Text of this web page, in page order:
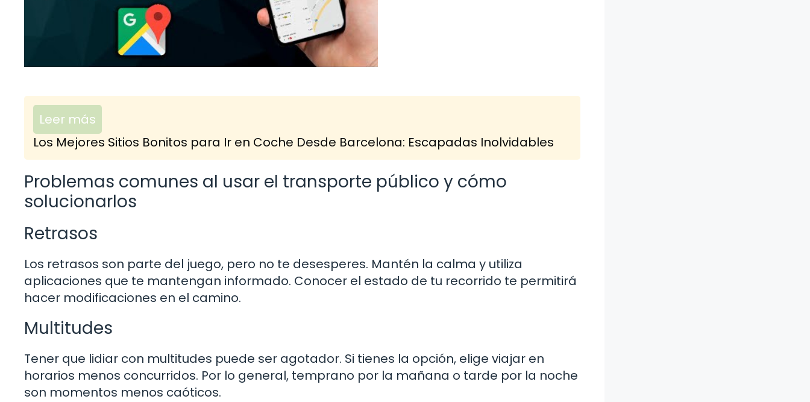
Leer más
Los Mejores Sitios Bonitos para Ir en Coche Desde Barcelona: Escapadas Inolvidables
Problemas comunes al usar el transporte público y cómo
solucionarlos
Retrasos
Los retrasos son parte del juego, pero no te desesperes. Mantén la calma y utiliza
aplicaciones que te mantengan informado. Conocer el estado de tu recorrido te permitirá
hacer modificaciones en el camino.
Multitudes
Tener que lidiar con multitudes puede ser agotador. Si tienes la opción, elige viajar en
horarios menos concurridos. Por lo general, temprano por la mañana o tarde por la noche
son momentos menos caóticos.